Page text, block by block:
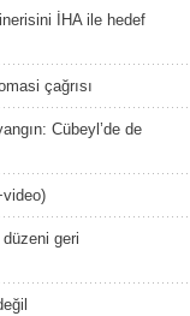
İHA ile hedef
çağrısı
Cübeyl’de de
geri